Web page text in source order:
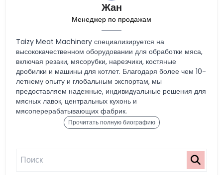
Жан
Менеджер по продажам
Taizy Meat Machinery специализируется на
высококачественном оборудовании для обработки мяса,
включая резаки, мясорубки, нарезчики, костяные
дробилки и машины для котлет. Благодаря более чем 10-
летнему опыту и глобальным экспортам, мы
предоставляем надежные, индивидуальные решения для
мясных лавок, центральных кухонь и
мясоперерабатывающих фабрик.
Прочитать полную биографию